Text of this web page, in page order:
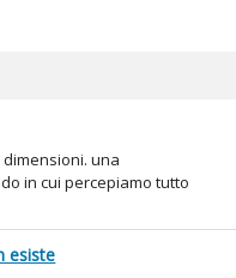
una
in cui percepiamo tutto
esiste